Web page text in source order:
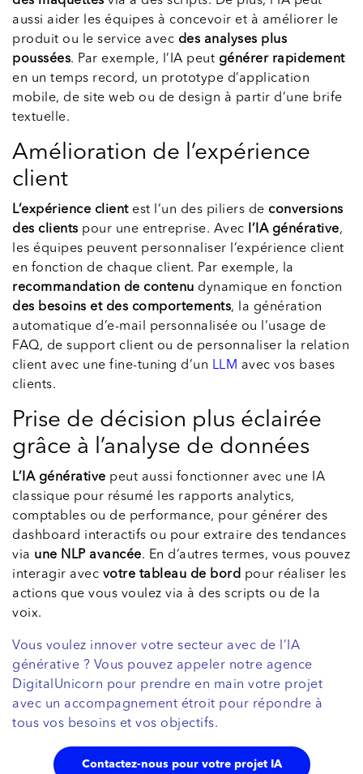
aussi aider les équipes à concevoir et à améliorer le
produit ou le service avec des analyses plus
poussées. Par exemple, l’IA peut générer rapidement
en un temps record, un prototype d’application
mobile, de site web ou de design à partir d’une brife
textuelle.
Amélioration de l’expérience
client
L’expérience clientest l’un des piliers de conversions
des clients pour une entreprise. Avec l’IA générative,
les équipes peuvent personnaliser l’expérience client
en fonction de chaque client. Par exemple, la
recommandation de contenu dynamique en fonction
des besoins et des comportements, la génération
automatique d’e-mail personnalisée ou l’usage de
FAQ, de support client ou de personnaliser la relation
client avec une fine-tuning d’un LLM avec vos bases
clients.
Prise de décision plus éclairée
grâce à l’analyse de données
L’IA générative peut aussi fonctionner avec une IA
classique pour résumé les rapports analytics,
comptables ou de performance, pour générer des
dashboard interactifs ou pour extraire des tendances
via une NLP avancée. En d’autres termes, vous pouvez
interagir avec votre tableau de bord pour réaliser les
actions que vous voulez via à des scripts ou de la
voix.
Vous voulez innover votre secteur avec de l’IA
générative ? Vous pouvez appeler notre agence
DigitalUnicorn pour prendre en main votre projet
avec un accompagnement étroit pour répondre à
tous vos besoins et vos objectifs.
Contactez-nous pour votre projet IA